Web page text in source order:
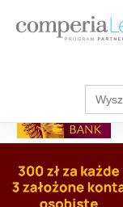
Search
for: